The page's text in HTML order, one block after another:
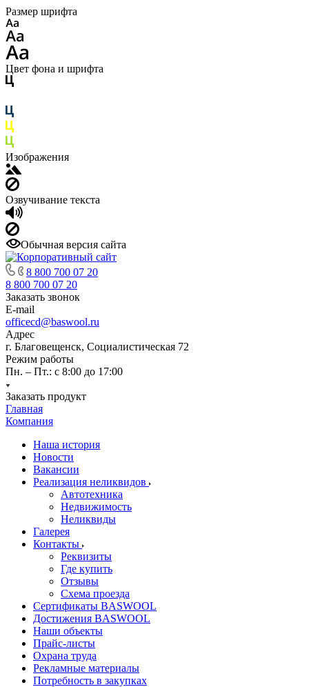
Размер шрифта
Цвет фона и шрифта
Изображения
Озвучивание текста
Обычная версия сайта
8 800 700 07 20
8 800 700 07 20
Заказать звонок
E-mail
officecd@baswool.ru
Адрес
г. Благовещенск, Социалистическая 72
Режим работы
Пн. – Пт.: с 8:00 до 17:00
Заказать продукт
Главная
Компания
Наша история
Новости
Вакансии
Реализация неликвидов
Автотехника
Недвижимость
Неликвиды
Галерея
Контакты
Реквизиты
Где купить
Отзывы
Схема проезда
Сертификаты BASWOOL
Достижения BASWOOL
Наши объекты
Прайс-листы
Охрана труда
Рекламные материалы
Потребность в закупках